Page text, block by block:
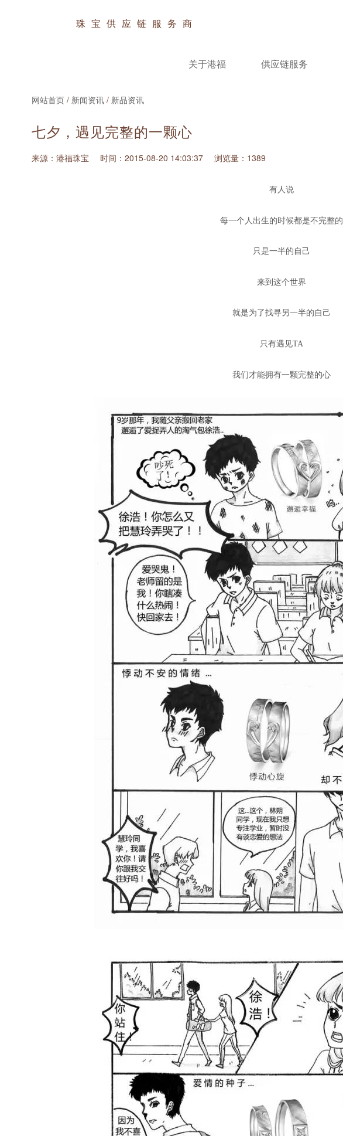
珠宝供应链服务商
关于港福 供应链服务
网站首页/ 新闻资讯/ 新品资讯
七夕，遇见完整的一颗心
来源：港福珠宝 时间：2015-08-20 14:03:37 浏览量：1389
有人说
每一个人出生的时候都是不完整的
只是一半的自己
来到这个世界
就是为了找寻另一半的自己
只有遇见TA
我们才能拥有一颗完整的心